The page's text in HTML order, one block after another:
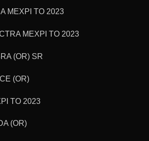
ΜΕΧΡΙ ΤΟ 2023
ΜΕΧΡΙ ΤΟ 2023
(OR) SR
(OR)
ΤΟ 2023
(OR)